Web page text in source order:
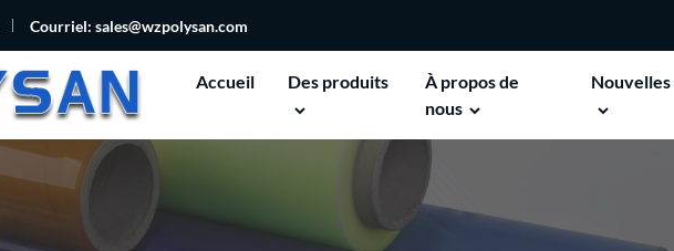
Courriel: sales@wzpolysan.com
Accueil Des produits
À propos de
nous
Nouvelles